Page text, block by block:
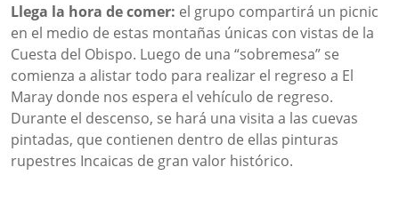
Llega la hora de comer: el grupo compartirá un picnic
en el medio de estas montañas únicas con vistas de la
Cuesta del Obispo. Luego de una “sobremesa” se
comienza a alistar todo para realizar el regreso a El
Maray donde nos espera el vehículo de regreso.
Durante el descenso, se hará una visita a las cuevas
pintadas, que contienen dentro de ellas pinturas
rupestres Incaicas de gran valor histórico.